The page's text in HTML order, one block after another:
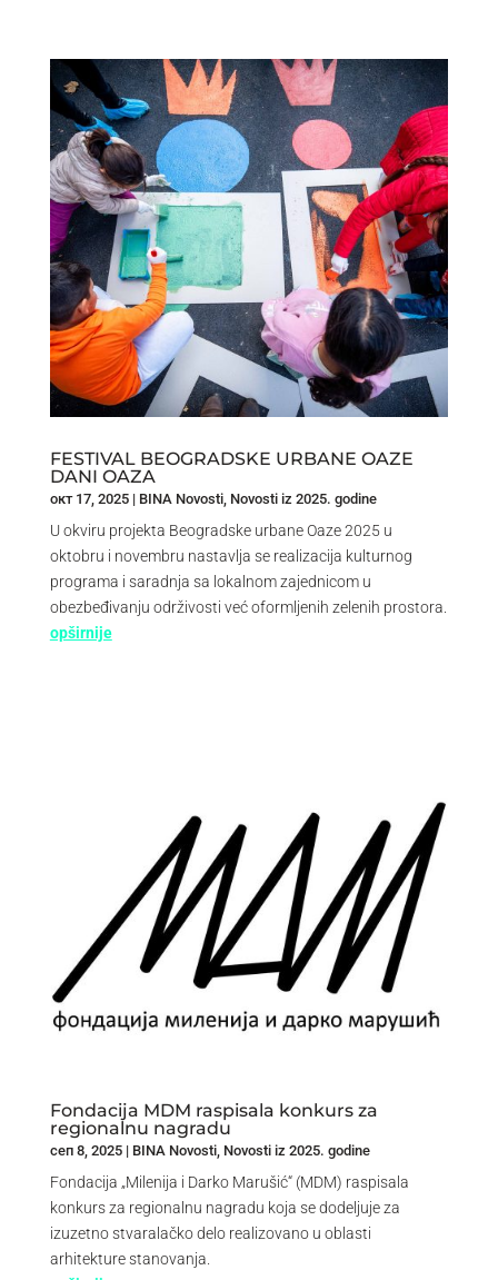
FESTIVAL BEOGRADSKE URBANE OAZE
DANI OAZA
окт 17, 2025| BINA Novosti, Novosti iz 2025. godine
U okviru projekta Beogradske urbane Oaze 2025 u
oktobru i novembru nastavlja se realizacija kulturnog
programa i saradnja sa lokalnom zajednicom u
obezbeđivanju održivosti već oformljenih zelenih prostora.
opširnije
Fondacija MDM raspisala konkurs za
regionalnu nagradu
сеп 8, 2025| BINA Novosti, Novosti iz 2025. godine
Fondacija „Milenija i Darko Marušić“ (MDM) raspisala
konkurs za regionalnu nagradu koja se dodeljuje za
izuzetno stvaralačko delo realizovano u oblasti
arhitekture stanovanja.